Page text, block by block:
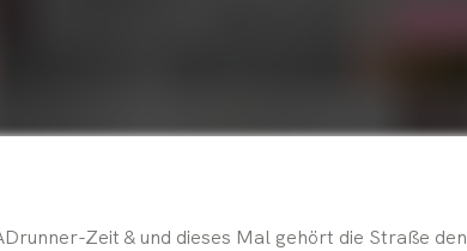
Zeit & und dieses Mal gehört die Straße den